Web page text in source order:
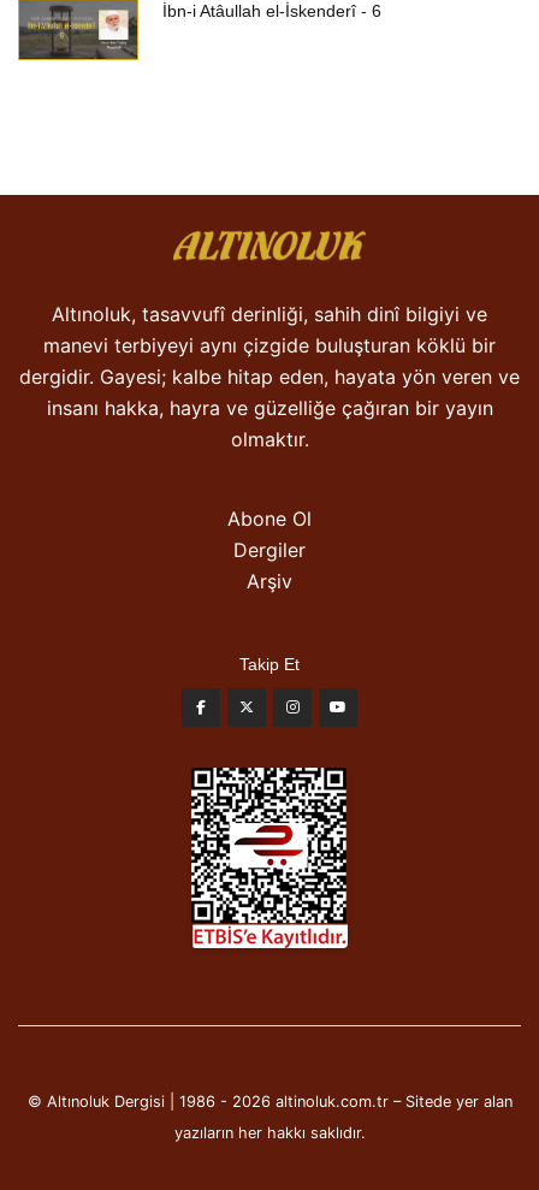
İbn-i Atâullah el-İskenderî - 6
Altınoluk, tasavvufî derinliği, sahih dinî bilgiyi ve
manevi terbiyeyi aynı çizgide buluşturan köklü bir
dergidir. Gayesi; kalbe hitap eden, hayata yön veren ve
insanı hakka, hayra ve güzelliğe çağıran bir yayın
olmaktır.
Abone Ol
Dergiler
Arşiv
Takip Et
© Altınoluk Dergisi | 1986 - 2026 altinoluk.com.tr – Sitede yer alan
yazıların her hakkı saklıdır.